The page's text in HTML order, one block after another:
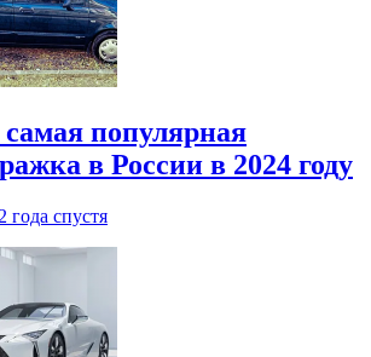
популярная
в России в 2024 году
2 года спустя